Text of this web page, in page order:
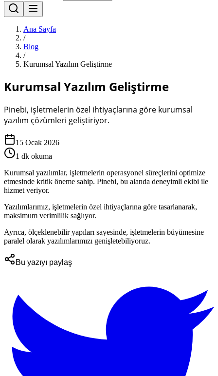
Ana Sayfa
/
Blog
/
Kurumsal Yazılım Geliştirme
Kurumsal Yazılım Geliştirme
Pinebi, işletmelerin özel ihtiyaçlarına göre kurumsal
yazılım çözümleri geliştiriyor.
15 Ocak 2026
1 dk okuma
Kurumsal yazılımlar, işletmelerin operasyonel süreçlerini optimize
etmesinde kritik öneme sahip. Pinebi, bu alanda deneyimli ekibi ile
hizmet veriyor.
Yazılımlarımız, işletmelerin özel ihtiyaçlarına göre tasarlanarak,
maksimum verimlilik sağlıyor.
Ayrıca, ölçeklenebilir yapıları sayesinde, işletmelerin büyümesine
paralel olarak yazılımlarımızı genişletebiliyoruz.
Bu yazıyı paylaş